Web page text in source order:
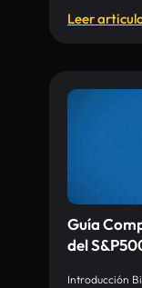
Leer
Guía
del
Introducción